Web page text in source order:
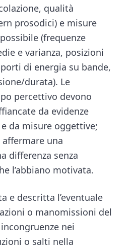
qualità
prosodici) e misure
(frequenze
e varianza, posizioni
di energia su bande,
durata). Le
percettivo devono
da evidenze
da misure oggettive;
una
differenza senza
l’abbiano motivata.
e descritta l’eventuale
o manomissioni del
nei
o salti nella